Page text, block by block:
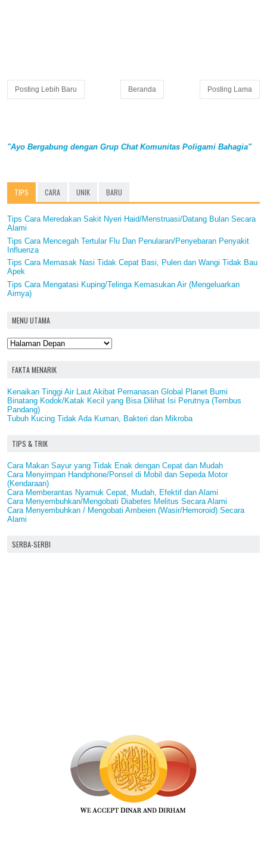
Posting Lebih Baru Posting Lama
Beranda
"Ayo Bergabung dengan Grup Chat Komunitas Poligami Bahagia"
TIPS CARA UNIK BARU
Tips Cara Meredakan Sakit Nyeri Haid/Menstruasi/Datang Bulan Secara
Alami
Tips Cara Mencegah Tertular Flu Dan Penularan/Penyebaran Penyakit
Influenza
Tips Cara Memasak Nasi Tidak Cepat Basi, Pulen dan Wangi Tidak Bau
Apek
Tips Cara Mengatasi Kuping/Telinga Kemasukan Air (Mengeluarkan
Airnya)
MENU UTAMA
FAKTA MENARIK
Kenaikan Tinggi Air Laut Akibat Pemanasan Global Planet Bumi
Binatang Kodok/Katak Kecil yang Bisa Dilihat Isi Perutnya (Tembus
Pandang)
Tubuh Kucing Tidak Ada Kuman, Bakteri dan Mikroba
TIPS & TRIK
Cara Makan Sayur yang Tidak Enak dengan Cepat dan Mudah
Cara Menyimpan Handphone/Ponsel di Mobil dan Sepeda Motor
(Kendaraan)
Cara Memberantas Nyamuk Cepat, Mudah, Efektif dan Alami
Cara Menyembuhkan/Mengobati Diabetes Melitus Secara Alami
Cara Menyembuhkan / Mengobati Ambeien (Wasir/Hemoroid) Secara
Alami
SERBA-SERBI